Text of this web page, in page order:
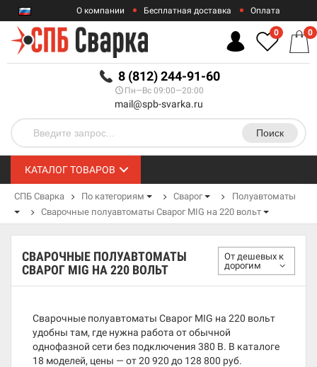
RUB
О компании Бесплатная доставка Оплата
Гарантии
8 (812) 244-91-60
Пн—Вс 09:00—20:00
mail@spb-svarka.ru
Поиск
0 0
КАТАЛОГ ТОВАРОВ
СПБ Сварка По категориям Сварог
Полуавтоматы
Сварочные полуавтоматы Сварог MIG на 220 вольт
СВАРОЧНЫЕ ПОЛУАВТОМАТЫ
СВАРОГ MIG НА 220 ВОЛЬТ
От дешевых к
дорогим
Сварочные полуавтоматы Сварог MIG на 220 вольт
удобны там, где нужна работа от обычной
однофазной сети без подключения 380 В. В каталоге
18 моделей, цены — от 20 920 до 128 800 руб.